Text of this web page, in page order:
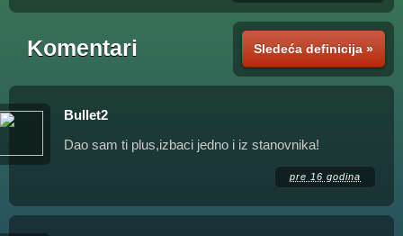
Sledeća definicija »
Komentari
Bullet2
Dao sam ti plus,izbaci jedno i iz stanovnika!
pre 16 godina